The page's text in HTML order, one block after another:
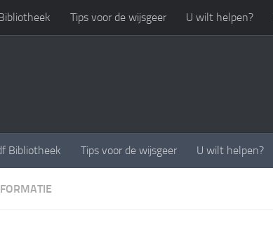
Tips voor de wijsgeer U wilt helpen?
Bibliotheek Tips voor de wijsgeer U wilt helpen?